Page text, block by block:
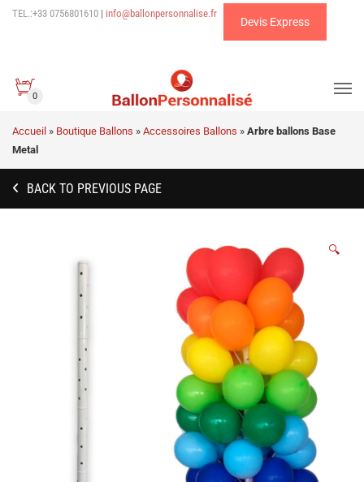
TEL.:+33 0756801610 | info@ballonpersonnalise.fr
Devis Express
0
Accueil » Boutique Ballons » Accessoires Ballons » Arbre ballons Base
Metal
BACK TO PREVIOUS PAGE
🔍